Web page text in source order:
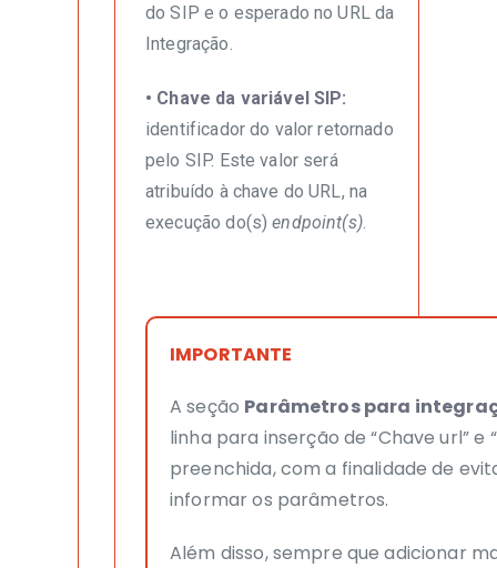
do SIP e o esperado no URL da
Integração.
• Chave da variável SIP:
identificador do valor retornado
pelo SIP. Este valor será
atribuído à chave do URL, na
execução do(s)endpoint(s).
IMPORTANTE
A seção Parâmetros para
linha para inserção de “Chave url” e
preenchida, com a finalidade de
informar os parâmetros.
Além disso, sempre que adicionar